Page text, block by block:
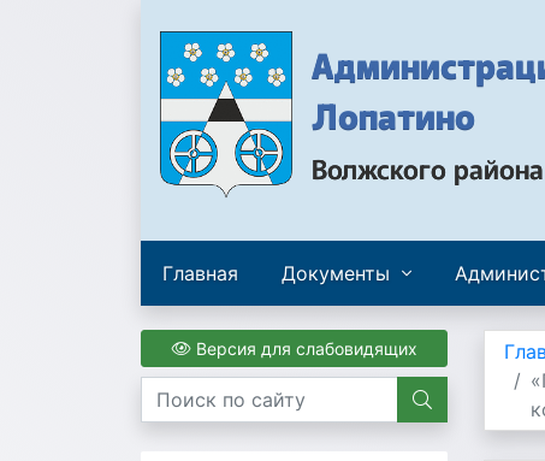
Лопатино
Волжского
Главная Документы
Версия для слабовидящих